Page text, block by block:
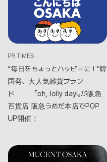
PR TIMES
“毎日をちょっとハッピーに！”韓
国発、大人気雑貨ブラン
ド 『oh, lolly day!』が阪急
百貨店 阪急うめだ本店でPOP
UP開催！